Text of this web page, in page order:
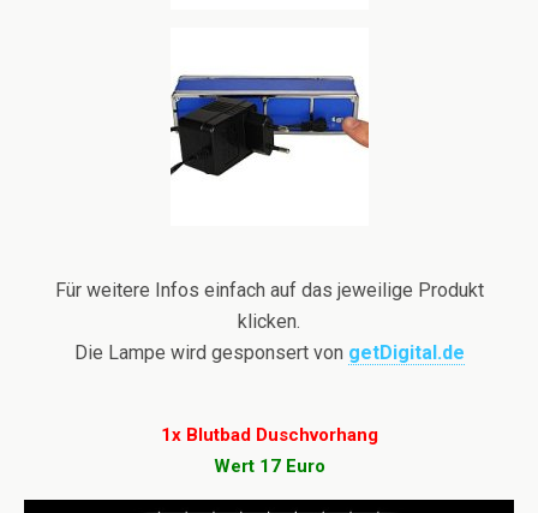
Für weitere Infos einfach auf das jeweilige Produkt
klicken.
Die Lampe wird gesponsert von getDigital.de
1x Blutbad Duschvorhang
Wert 17 Euro